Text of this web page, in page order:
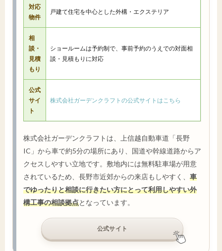
対応
物件
戸建て住宅を中心とした外構・エクステリア
相
談・
見積
もり
ショールームは予約制で、事前予約のうえでの対面相
談・見積もりに対応
公式
サイ
ト
株式会社ガーデンクラフトの公式サイトはこちら
株式会社ガーデンクラフトは、上信越自動車道「長野
IC」から車で約5分の場所にあり、国道や幹線道路からア
クセスしやすい立地です。敷地内には無料駐車場が用意
されているため、長野市近郊からの来店もしやすく、 車
でゆったりと相談に行きたい方にとって利用しやすい外
構工事の相談拠点となっています。
公式サイト